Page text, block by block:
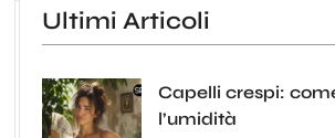
Ultimi Articoli
Capelli crespi:
l’umidità